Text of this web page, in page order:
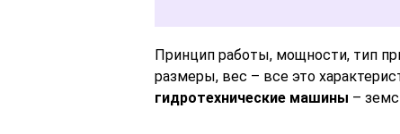
Принцип работы, мощности, тип
размеры, вес – все это
гидротехнические машины –